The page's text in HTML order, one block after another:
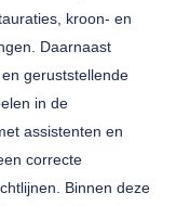
kroon- en
Daarnaast
geruststellende
in de
assistenten en
correcte
Binnen deze